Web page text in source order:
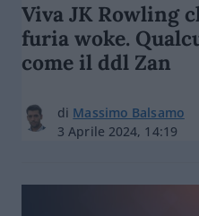
Viva JK Rowling
furia woke.
come il ddl Zan
di Massimo Balsamo
3 Aprile 2024, 14:19